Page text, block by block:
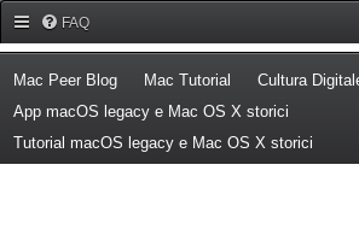
FAQ
Mac Peer Blog(Opens a new tab)
Mac Tutorial (Opens a new tab)
Cultura
App macOS legacy e Mac OS X storici
Tutorial macOS legacy e Mac OS X storici